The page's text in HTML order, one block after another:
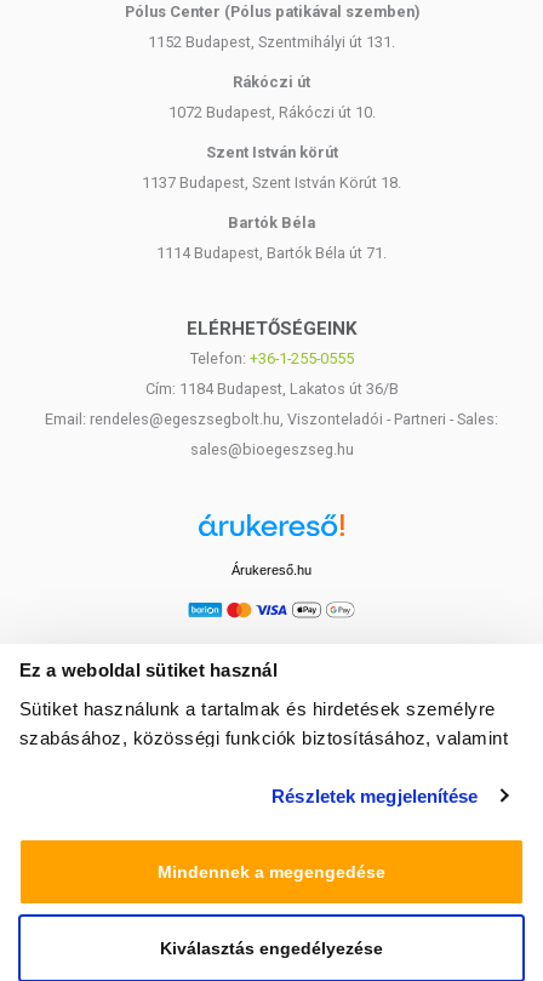
Ez a weboldal sütiket használ
Sütiket használunk a tartalmak és hirdetések személyre
szabásához, közösségi funkciók biztosításához, valamint
média-, hirdető- és elemező partnereinkkel megosztjuk az
amelyeket Ön adott meg számukra vagy az Ön által
használt más szolgáltatásokból gyűjtöttek.
Részletek megjelenítése
Mindennek a megengedése
Kiválasztás engedélyezése
Pólus Center (Pólus patikával szemben)
1152 Budapest, Szentmihályi út 131.
Rákóczi út
1072 Budapest, Rákóczi út 10.
Szent István körút
1137 Budapest, Szent István Körút 18.
Bartók Béla
1114 Budapest, Bartók Béla út 71.
ELÉRHETŐSÉGEINK
Telefon: +36-1-255-0555
Cím: 1184 Budapest, Lakatos út 36/B
Email: rendeles@egeszsegbolt.hu, Viszonteladói - Partneri - Sales:
sales@bioegeszseg.hu
Árukereső.hu